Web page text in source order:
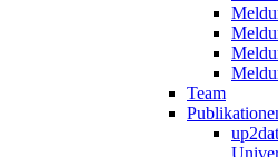
Team